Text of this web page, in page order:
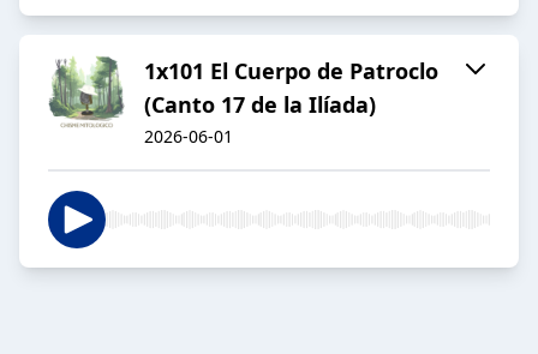
1x101 El Cuerpo de Patroclo
(Canto 17 de la Ilíada)
2026-06-01